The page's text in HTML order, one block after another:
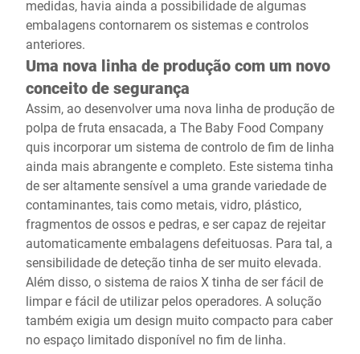
medidas, havia ainda a possibilidade de algumas
embalagens contornarem os sistemas e controlos
anteriores.
Uma nova linha de produção com um novo
conceito de segurança
Assim, ao desenvolver uma nova linha de produção de
polpa de fruta ensacada, a The Baby Food Company
quis incorporar um sistema de controlo de fim de linha
ainda mais abrangente e completo. Este sistema tinha
de ser altamente sensível a uma grande variedade de
contaminantes, tais como metais, vidro, plástico,
fragmentos de ossos e pedras, e ser capaz de rejeitar
automaticamente embalagens defeituosas. Para tal, a
sensibilidade de deteção tinha de ser muito elevada.
Além disso, o sistema de raios X tinha de ser fácil de
limpar e fácil de utilizar pelos operadores. A solução
também exigia um design muito compacto para caber
no espaço limitado disponível no fim de linha.